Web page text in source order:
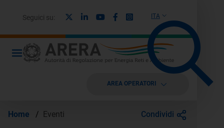
ITA
Seguici su: LinkedinYoutubeFacebook
Instagram
AREA OPERATORI
Home / Eventi Condividi